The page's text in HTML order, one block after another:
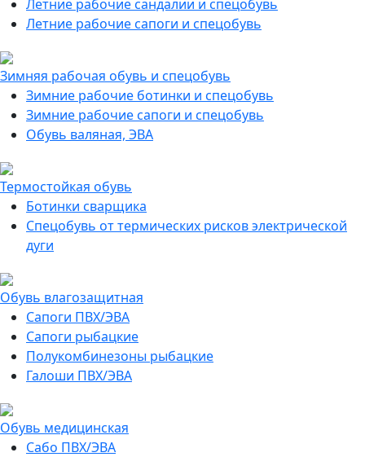
Летние рабочие сандалии и спецобувь
Летние рабочие сапоги и спецобувь
Зимняя рабочая обувь и спецобувь
Зимние рабочие ботинки и спецобувь
Зимние рабочие сапоги и спецобувь
Обувь валяная, ЭВА
Термостойкая обувь
Ботинки сварщика
Спецобувь от термических рисков электрической
дуги
Обувь влагозащитная
Сапоги ПВХ/ЭВА
Сапоги рыбацкие
Полукомбинезоны рыбацкие
Галоши ПВХ/ЭВА
Обувь медицинская
Сабо ПВХ/ЭВА